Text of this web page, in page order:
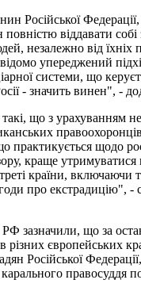
Російської
віддавати собі
незалежно від їхніх
упереджений
системи, що
- значить винен", -
що з урахуванням
практикується щодо
краще
країни, включаючи
про екстрадицію",
зазначили, що за
європейських
Російської
правосуддя